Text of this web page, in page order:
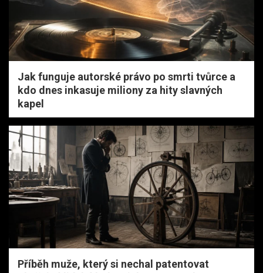
Jak funguje autorské právo po smrti tvůrce a
kdo dnes inkasuje miliony za hity slavných
kapel
Příběh muže, který si nechal patentovat